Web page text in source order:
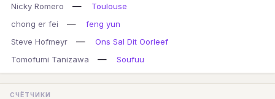
Nicky Romero
—
Toulouse
chong er fei
—
feng yun
Steve Hofmeyr
—
Ons Sal Dit Oorleef
Tomofumi Tanizawa
— Soufuu
СЧЁТЧИКИ